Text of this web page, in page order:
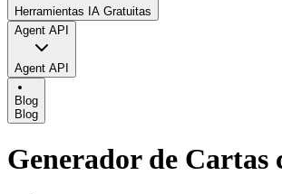
Herramientas IA Gratuitas
Agent API
Agent API
Blog
Blog
Generador de Cartas